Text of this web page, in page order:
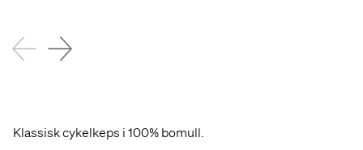
Klassisk cykelkeps i 100% bomull.